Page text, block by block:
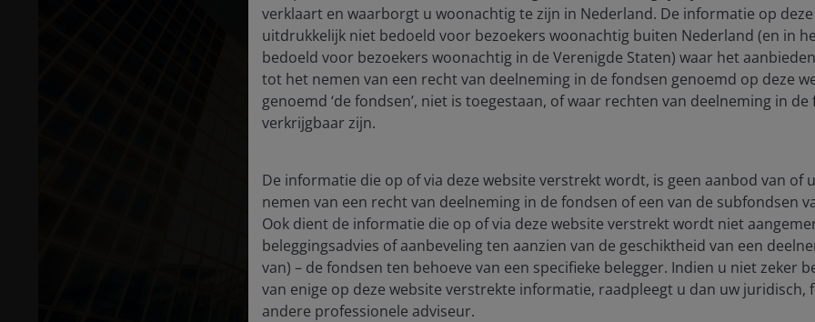
verklaart en waarborgt u woonachtig te zijn in Nederland. De informatie op
uitdrukkelijk niet bedoeld voor bezoekers woonachtig buiten Nederland (en in
bedoeld voor bezoekers woonachtig in de Verenigde Staten) waar het
tot het nemen van een recht van deelneming in de fondsen genoemd op deze
genoemd ‘de fondsen’, niet is toegestaan, of waar rechten van deelneming in
verkrijgbaar zijn.
De informatie die op of via deze website verstrekt wordt, is geen aanbod van of
nemen van een recht van deelneming in de fondsen of een van de subfondsen
Ook dient de informatie die op of via deze website verstrekt wordt niet
beleggingsadvies of aanbeveling ten aanzien van de geschiktheid van een
van) – de fondsen ten behoeve van een specifieke belegger. Indien u niet zeker
van enige op deze website verstrekte informatie, raadpleegt u dan uw juridisch,
andere professionele adviseur.